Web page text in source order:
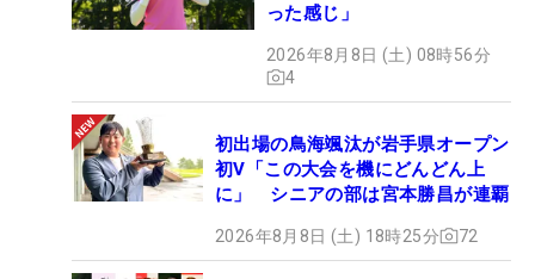
った感じ」
2026年8月8日 (土) 08時56分
4
初出場の鳥海颯汰が岩手県オープン
初V「この大会を機にどんどん上
に」 シニアの部は宮本勝昌が連覇
2026年8月8日 (土) 18時25分 72